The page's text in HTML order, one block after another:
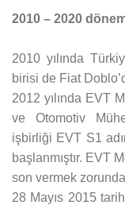
2010 – 2020
2010 yılında
birisi de Fiat
2012 yılında EVT
ve Otomotiv
işbirliği EVT S1
başlanmıştır. EVT
son vermek zorunda
28 Mayıs 2015